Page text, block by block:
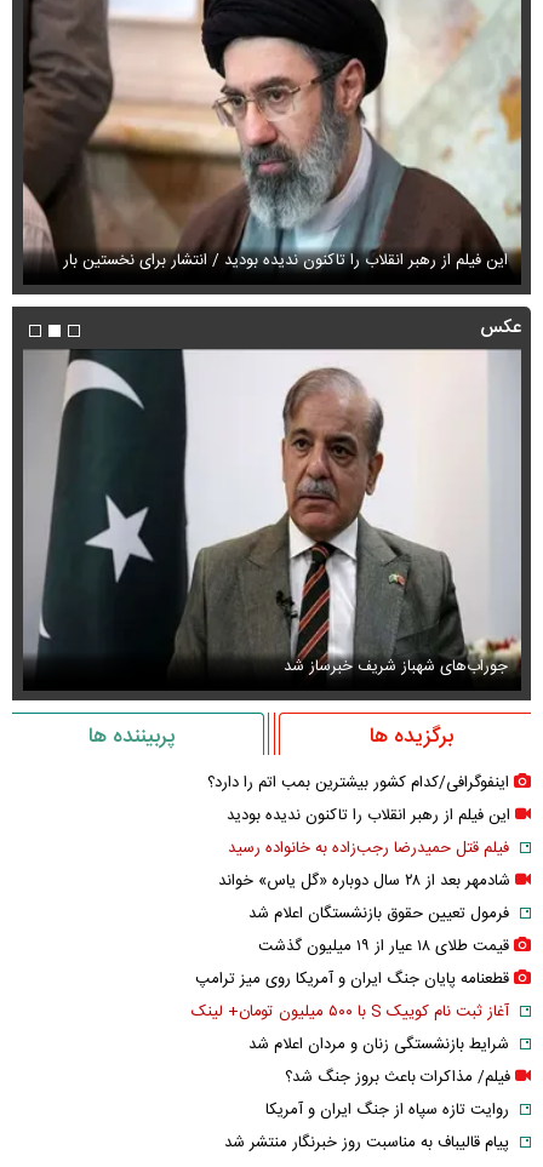
این فیلم از رهبر انقلاب را تاکنون ندیده بودید / انتشار برای نخستین بار
عکس
جوراب‌های شهباز شریف خبرساز شد
برگزیده ها پربیننده ها
اینفوگرافی/کدام کشور بیشترین بمب اتم را دارد؟
این فیلم از رهبر انقلاب را تاکنون ندیده بودید
فیلم قتل حمیدرضا رجب‌زاده به خانواده رسید
شادمهر بعد از ۲۸ سال دوباره «گل یاس» خواند
فرمول تعیین حقوق بازنشستگان اعلام شد
قیمت طلای ۱۸ عیار از ۱۹ میلیون گذشت
قطعنامه پایان جنگ ایران و آمریکا روی میز ترامپ
آغاز ثبت نام کوییک S با ۵۰۰ میلیون تومان+ لینک
شرایط بازنشستگی زنان و مردان اعلام شد
فیلم/ مذاکرات باعث بروز جنگ شد؟
روایت تازه سپاه از جنگ ایران و آمریکا
پیام قالیباف به مناسبت روز خبرنگار منتشر شد